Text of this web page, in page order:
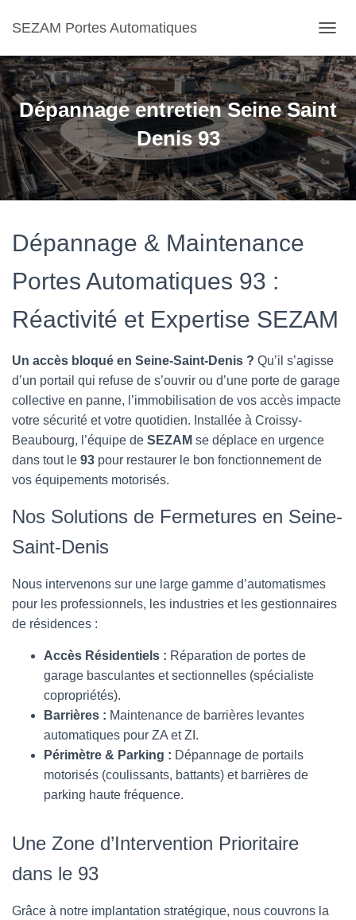
SEZAM Portes Automatiques
U
V
R
R
/
F
E
R
M
G
T
O
N
Dépannage entretien Seine Saint
Denis 93
Dépannage & Maintenance
Portes Automatiques 93 :
Réactivité et Expertise SEZAM
Un accès bloqué en Seine-Saint-Denis ? Qu’il s’agisse
d’un portail qui refuse de s’ouvrir ou d’une porte de garage
collective en panne, l’immobilisation de vos accès impacte
votre sécurité et votre quotidien. Installée à Croissy-
Beaubourg, l’équipe de SEZAM se déplace en urgence
dans tout le 93 pour restaurer le bon fonctionnement de
vos équipements motorisés.
Nos Solutions de Fermetures en Seine-
Saint-Denis
Nous intervenons sur une large gamme d’automatismes
pour les professionnels, les industries et les gestionnaires
de résidences :
Accès Résidentiels : Réparation de portes de
garage basculantes et sectionnelles (spécialiste
copropriétés).
Barrières : Maintenance de barrières levantes
automatiques pour ZA et ZI.
Périmètre & Parking : Dépannage de portails
motorisés (coulissants, battants) et barrières de
parking haute fréquence.
Une Zone d’Intervention Prioritaire
dans le 93
Grâce à notre implantation stratégique, nous couvrons la